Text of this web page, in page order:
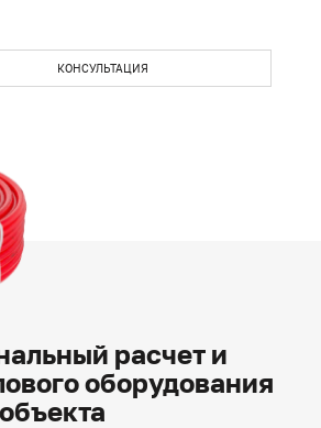
КОНСУЛЬТАЦИЯ
расчет и
оборудования